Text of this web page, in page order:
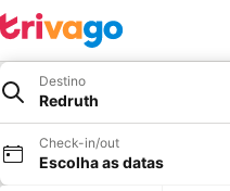
Destino
Redruth
Check-in/out
Escolha as datas